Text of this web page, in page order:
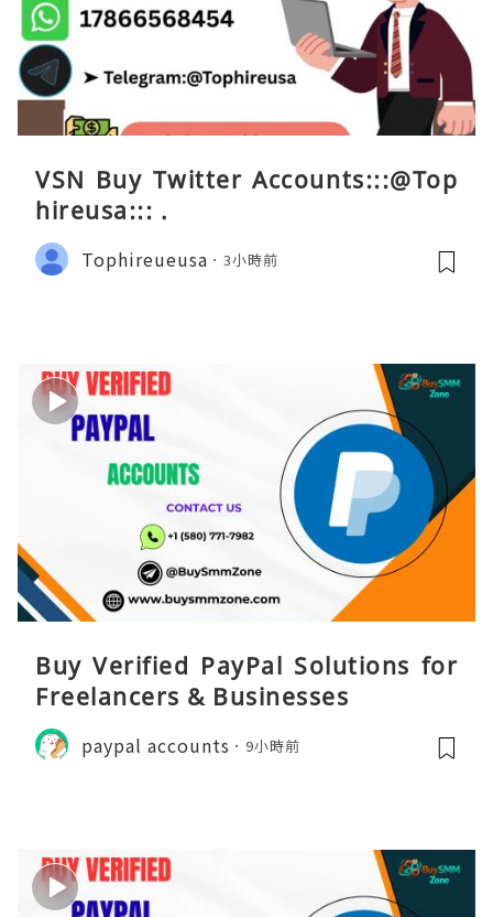
VSN Buy Twitter Accounts:::@Top
hireusa::: .
Tophireueusa 3小時前
Buy Verified PayPal Solutions for
Freelancers & Businesses
paypal accounts 9小時前